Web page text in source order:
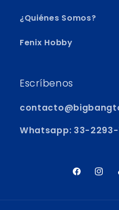
¿Quiénes Somos?
Fenix Hobby
Escríbenos
Whatsapp: 33-2293-
Facebook